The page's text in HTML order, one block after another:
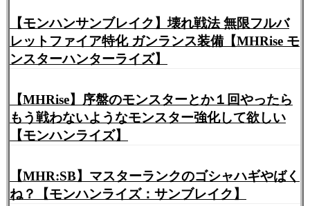
【モンハンサンブレイク】壊れ戦法 無限フルバ
レットファイア特化 ガンランス装備【MHRise モ
ンスターハンターライズ】
【MHRise】序盤のモンスターとか１回やったら
もう戦わないようなモンスター強化して欲しい
【モンハンライズ】
【MHR:SB】マスターランクのゴシャハギやばく
ね？【モンハンライズ：サンブレイク】